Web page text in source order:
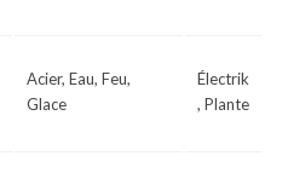
Acier, Eau, Feu,
Glace
Électrik
, Plante